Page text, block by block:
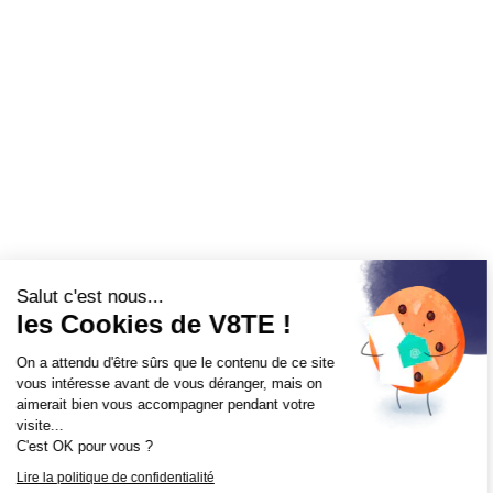
Salut c'est nous...
les Cookies de V8TE !
On a attendu d'être sûrs que le contenu de ce site
vous intéresse avant de vous déranger, mais on
aimerait bien vous accompagner pendant votre
visite...
C'est OK pour vous ?
Lire la politique de confidentialité